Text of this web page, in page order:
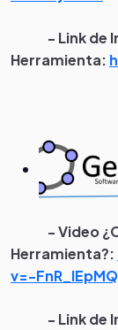
- Link de
Herramienta:
- Video
Herramienta?:
v=-
- Link de